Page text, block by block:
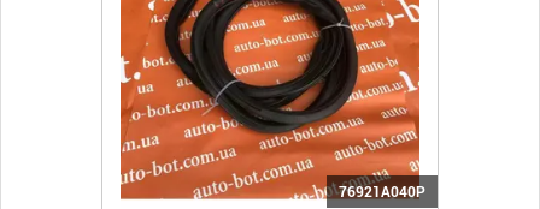
76921A040P